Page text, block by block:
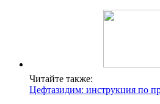
Читайте также:
Цефтазидим: инструкция по